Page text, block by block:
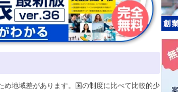
地域差があります。国の制度に比べて比較的少